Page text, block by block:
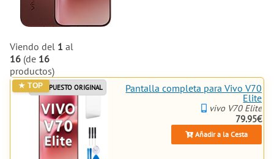
Viendo del 1 al
16 (de 16
productos)
REPUESTO ORIGINAL
Pantalla completa para Vivo V70
Elite
vivo V70 Elite
79.95€
Añadir a la Cesta